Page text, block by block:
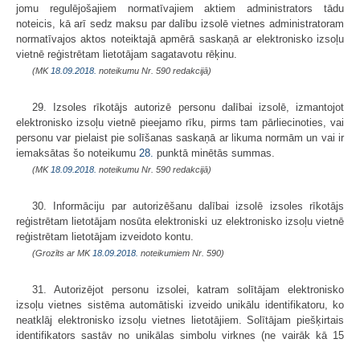
jomu regulējošajiem normatīvajiem aktiem administrators tādu
noteicis, kā arī sedz maksu par dalību izsolē vietnes administratoram
normatīvajos aktos noteiktajā apmērā saskaņā ar elektronisko izsoļu
vietnē reģistrētam lietotājam sagatavotu rēķinu.
(MK 18.09.2018. noteikumu Nr. 590 redakcijā)
29. Izsoles rīkotājs autorizē personu dalībai izsolē, izmantojot
elektronisko izsoļu vietnē pieejamo rīku, pirms tam pārliecinoties, vai
personu var pielaist pie solīšanas saskaņā ar likuma normām un vai ir
iemaksātas šo noteikumu 28. punktā minētās summas.
(MK 18.09.2018. noteikumu Nr. 590 redakcijā)
30. Informāciju par autorizēšanu dalībai izsolē izsoles rīkotājs
reģistrētam lietotājam nosūta elektroniski uz elektronisko izsoļu vietnē
reģistrētam lietotājam izveidoto kontu.
(Grozīts ar MK 18.09.2018. noteikumiem Nr. 590)
31. Autorizējot personu izsolei, katram solītājam elektronisko
izsoļu vietnes sistēma automātiski izveido unikālu identifikatoru, ko
neatklāj elektronisko izsoļu vietnes lietotājiem. Solītājam piešķirtais
identifikators sastāv no unikālas simbolu virknes (ne vairāk kā 15